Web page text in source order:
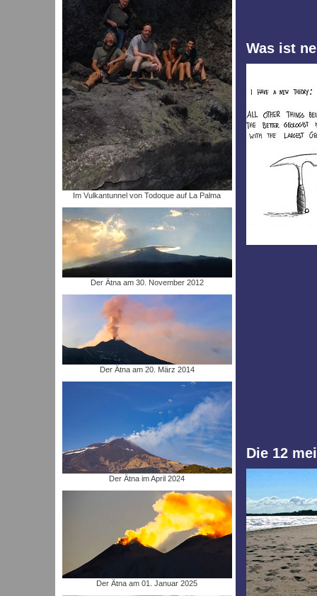
Im Vulkantunnel von Todoque auf La Palma
Der Ätna am 30. November 2012
Der Ätna am 20. März 2014
Der Ätna im April 2024
Der Ätna am 01. Januar 2025
Was ist
Die 12